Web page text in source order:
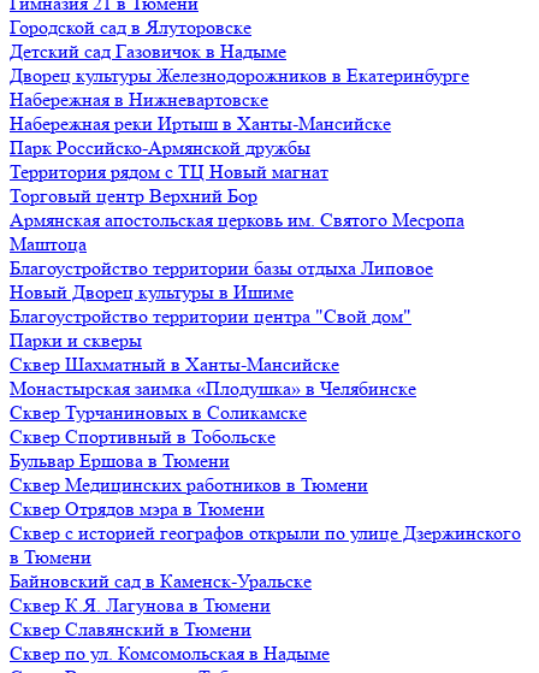
Городской сад в Ялуторовске
Детский сад Газовичок в Надыме
Дворец культуры Железнодорожников в Екатеринбурге
Набережная в Нижневартовске
Набережная реки Иртыш в Ханты-Мансийске
Парк Российско-Армянской дружбы
Территория рядом с ТЦ Новый магнат
Торговый центр Верхний Бор
Армянская апостольская церковь им. Святого Месропа
Маштоца
Благоустройство территории базы отдыха Липовое
Нoвый Двoрeц культуры в Ишимe
Благоустройство территории центра "Свой дом"
Парки и скверы
Сквер Шахматный в Ханты-Мансийске
Монастырская заимка «Плодушка» в Челябинске
Сквер Турчаниновых в Соликамске
Сквер Спортивный в Тобольске
Бульвар Ершова в Тюмени
Сквер Медицинских работников в Тюмени
Сквер Отрядов мэра в Тюмени
Сквер с историей географов открыли по улице Дзержинского
в Тюмени
Байновский сад в Каменск-Уральске
Сквер К.Я. Лагунова в Тюмени
Сквер Славянский в Тюмени
Сквер по ул. Комсомольская в Надыме